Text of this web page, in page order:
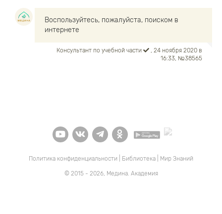
Воспользуйтесь, пожалуйста, поиском в
интернете
Консультант по учебной части
, 24 ноября 2020 в
16:33, №38565
Политика конфиденциальности Библиотека Мир Знаний
© 2015 - 2026, Медина. Академия